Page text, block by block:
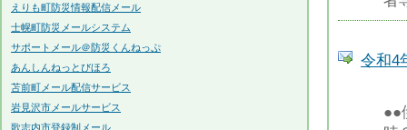
令和4
●●
えりも町防災情報配信メール
士幌町防災メールシステム
サポートメール＠防災くんねっぷ
あんしんねっとびほろ
苫前町メール配信サービス
岩見沢市メールサービス
歌志内市登録制メール